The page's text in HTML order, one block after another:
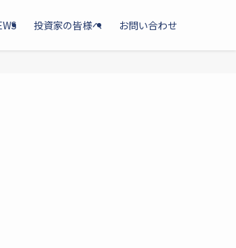
投資家の皆様へ お問い合わせ